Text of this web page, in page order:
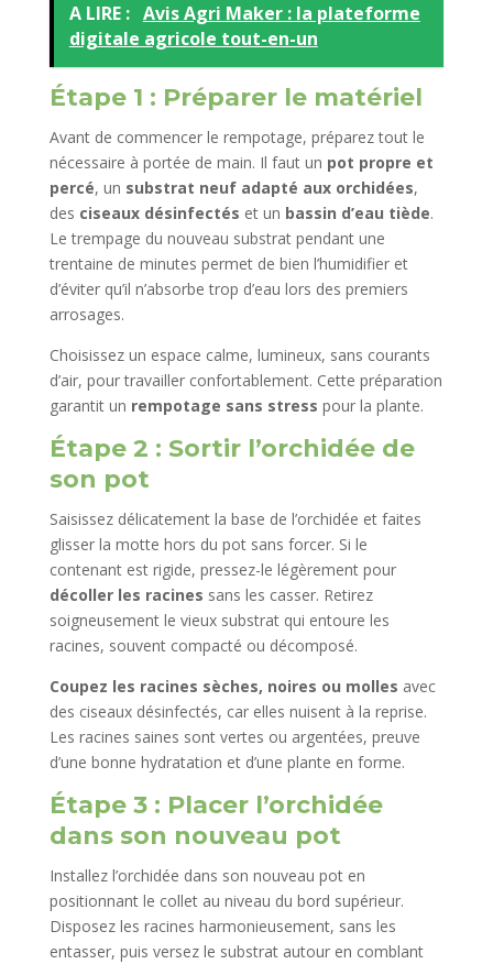
A LIRE : Avis Agri Maker : la plateforme
digitale agricole tout-en-un
Étape 1 : Préparer le matériel
Avant de commencer le rempotage, préparez tout le
nécessaire à portée de main. Il faut un pot propre et
percé, un substrat neuf adapté aux orchidées,
des ciseaux désinfectés et un bassin d’eau tiède.
Le trempage du nouveau substrat pendant une
trentaine de minutes permet de bien l’humidifier et
d’éviter qu’il n’absorbe trop d’eau lors des premiers
arrosages.
Choisissez un espace calme, lumineux, sans courants
d’air, pour travailler confortablement. Cette préparation
garantit un rempotage sans stress pour la plante.
Étape 2 : Sortir l’orchidée de
son pot
Saisissez délicatement la base de l’orchidée et faites
glisser la motte hors du pot sans forcer. Si le
contenant est rigide, pressez-le légèrement pour
décoller les racines sans les casser. Retirez
soigneusement le vieux substrat qui entoure les
racines, souvent compacté ou décomposé.
Coupez les racines sèches, noires ou molles avec
des ciseaux désinfectés, car elles nuisent à la reprise.
Les racines saines sont vertes ou argentées, preuve
d’une bonne hydratation et d’une plante en forme.
Étape 3 : Placer l’orchidée
dans son nouveau pot
Installez l’orchidée dans son nouveau pot en
positionnant le collet au niveau du bord supérieur.
Disposez les racines harmonieusement, sans les
entasser, puis versez le substrat autour en comblant